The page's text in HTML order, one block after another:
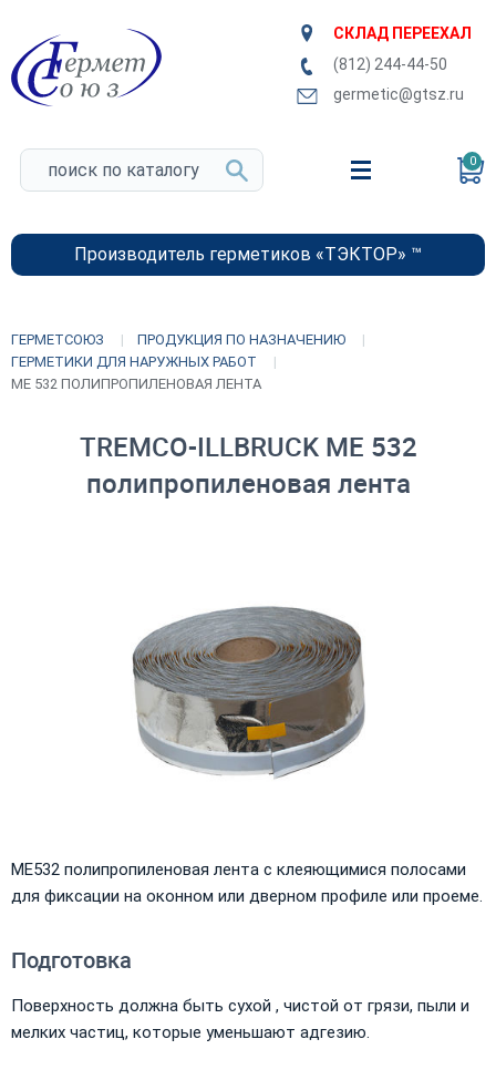
СКЛАД ПЕРЕЕХАЛ
(812) 244-44-50
germetic@gtsz.ru
0
Производитель герметиков «ТЭКТОР» ™
ГЕРМЕТСОЮЗ
ПРОДУКЦИЯ ПО НАЗНАЧЕНИЮ
ГЕРМЕТИКИ ДЛЯ НАРУЖНЫХ РАБОТ
ME 532 ПОЛИПРОПИЛЕНОВАЯ ЛЕНТА
TREMCO-ILLBRUCK ME 532
полипропиленовая лента
ME532 полипропиленовая лента с клеяющимися полосами
для фиксации на оконном или дверном профиле или проеме.
Подготовка
Поверхность должна быть сухой , чистой от грязи, пыли и
мелких частиц, которые уменьшают адгезию.